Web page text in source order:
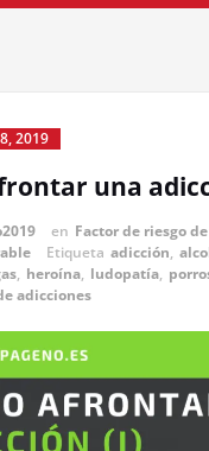
2019
una
en Factor de riesgo
Etiqueta adicción,
, heroína, ludopatía,
adicciones